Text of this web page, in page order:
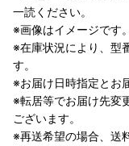
一読ください。
※画像はイメージです。
※在庫状況により、型
す。
※お届け日時指定とお
※転居等でお届け先変
ございます。
※再送希望の場合、送